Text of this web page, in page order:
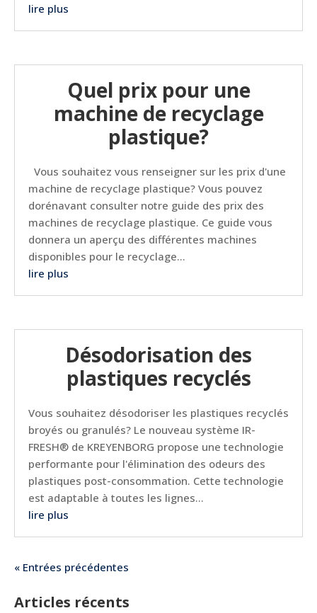
lire plus
Quel prix pour une
machine de recyclage
plastique?
Vous souhaitez vous renseigner sur les prix d'une
machine de recyclage plastique? Vous pouvez
dorénavant consulter notre guide des prix des
machines de recyclage plastique. Ce guide vous
donnera un aperçu des différentes machines
disponibles pour le recyclage...
lire plus
Désodorisation des
plastiques recyclés
Vous souhaitez désodoriser les plastiques recyclés
broyés ou granulés? Le nouveau système IR-
FRESH® de KREYENBORG propose une technologie
performante pour l'élimination des odeurs des
plastiques post-consommation. Cette technologie
est adaptable à toutes les lignes...
lire plus
« Entrées précédentes
Articles récents